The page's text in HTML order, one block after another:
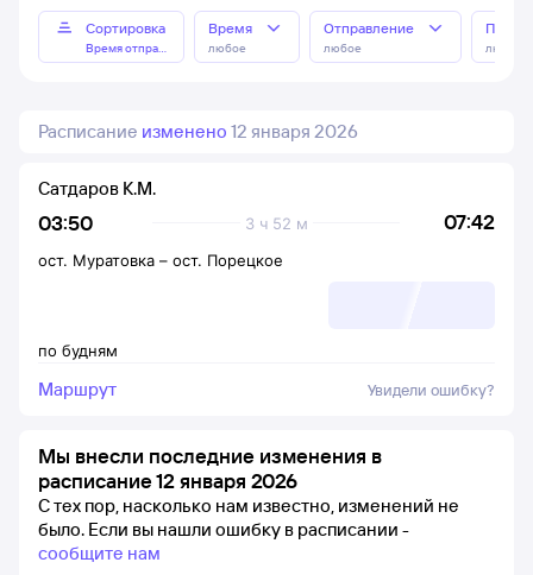
Сортировка
Время отправления
Время
любое
Отправление
любое любое
Расписание изменено 12 января 2026
03:50 07:42
3 ч 52 м
Сатдаров К.М.
по будням
ост. Муратовка – ост. Порецкое
Маршрут Увидели ошибку?
Мы внесли последние изменения в
расписание 12 января 2026
С тех пор, насколько нам известно, изменений не
было. Если вы нашли ошибку в расписании -
сообщите нам